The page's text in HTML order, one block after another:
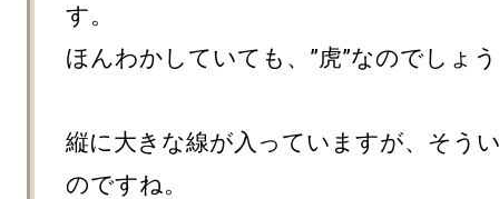
す。
ほんわかしていても、”虎”なのでしょ
縦に大きな線が入っていますが、そう
のですね。